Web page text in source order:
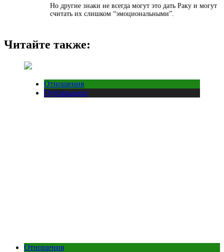
Но другие знаки не всегда могут это дать Раку и могут
считать их слишком “эмоциональными”.
Читайте также:
Отношения
Публикации
Отношения